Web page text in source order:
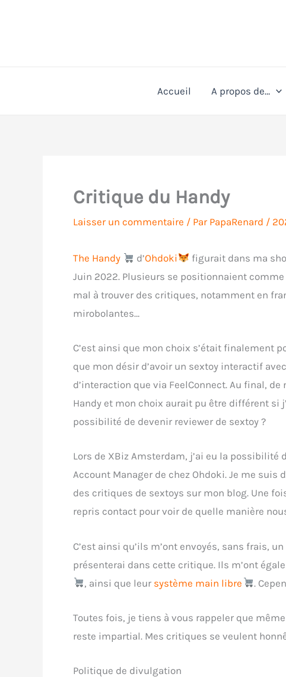
Accueil A propos de…
Critique du Handy
Laisser un commentaire / Par PapaRenard /
The Handy d’Ohdoki
figurait dans ma
Juin 2022. Plusieurs se positionnaient
mal à trouver des critiques, notamment en
mirobolantes…
C’est ainsi que mon choix s’était finalement
que mon désir d’avoir un sextoy interactif
d’interaction que via FeelConnect. Au final,
Handy et mon choix aurait pu être différent si
possibilité de devenir reviewer de sextoy ?
Lors de XBiz Amsterdam, j’ai eu la possibilité
Account Manager de chez Ohdoki. Je me
des critiques de sextoys sur mon blog. Une
repris contact pour voir de quelle manière
C’est ainsi qu’ils m’ont envoyés, sans frais,
présenterai dans cette critique. Ils m’ont
, ainsi que leur système main libre .
Toutes fois, je tiens à vous rappeler que
reste impartial. Mes critiques se veulent
Politique de divulgation